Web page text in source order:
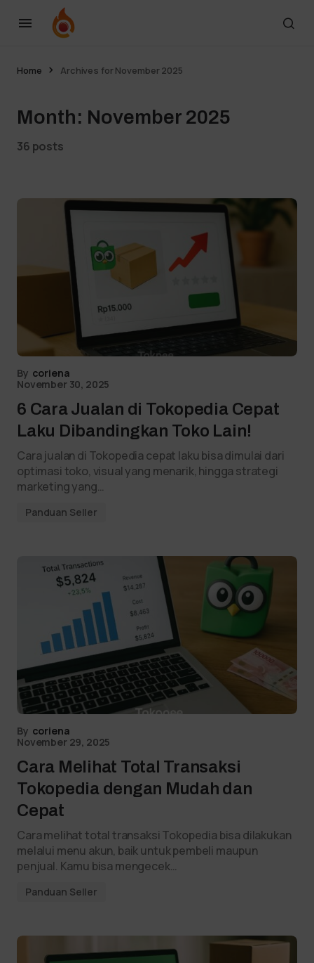
Home Archives for November 2025
Month: November 2025
36 posts
By coriena
November 30, 2025
6 Cara Jualan di Tokopedia Cepat
Laku Dibandingkan Toko Lain!
Cara jualan di Tokopedia cepat laku bisa dimulai dari
optimasi toko, visual yang menarik, hingga strategi
marketing yang…
Panduan Seller
By coriena
November 29, 2025
Cara Melihat Total Transaksi
Tokopedia dengan Mudah dan
Cepat
Cara melihat total transaksi Tokopedia bisa dilakukan
melalui menu akun, baik untuk pembeli maupun
penjual. Kamu bisa mengecek…
Panduan Seller